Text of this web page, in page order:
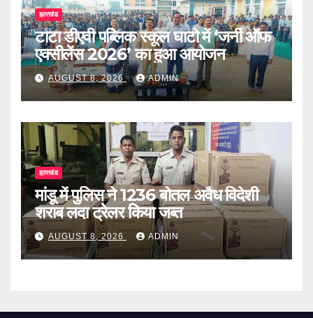
झारखंड
टाटा डीएवी पब्लिक स्कूल घाटो में ‘जर्नी ऑफ
एक्सीलेंस 2026’ का हुआ आयोजन
AUGUST 8, 2026 ADMIN
झारखंड
मांडू में पुलिस ने 1236 बोतल अवैध विदेशी
शराब लदा ट्रेलर किया जब्त
AUGUST 8, 2026 ADMIN